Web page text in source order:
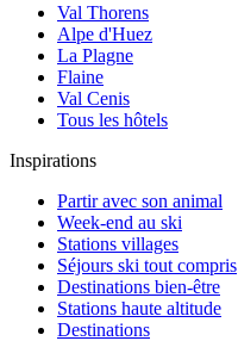
Val Thorens
Alpe d'Huez
La Plagne
Flaine
Val Cenis
Tous les hôtels
Inspirations
Partir avec son animal
Week-end au ski
Stations villages
Séjours ski tout compris
Destinations bien-être
Stations haute altitude
Destinations